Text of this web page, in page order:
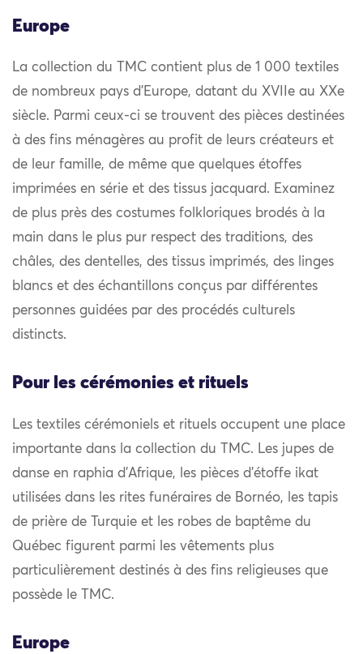
Europe
La collection du TMC contient plus de 1 000 textiles
de nombreux pays d’Europe, datant du XVIIe au XXe
siècle. Parmi ceux-ci se trouvent des pièces destinées
à des fins ménagères au profit de leurs créateurs et
de leur famille, de même que quelques étoffes
imprimées en série et des tissus jacquard. Examinez
de plus près des costumes folkloriques brodés à la
main dans le plus pur respect des traditions, des
châles, des dentelles, des tissus imprimés, des linges
blancs et des échantillons conçus par différentes
personnes guidées par des procédés culturels
distincts.
Pour les cérémonies et rituels
Les textiles cérémoniels et rituels occupent une place
importante dans la collection du TMC. Les jupes de
danse en raphia d’Afrique, les pièces d’étoffe ikat
utilisées dans les rites funéraires de Bornéo, les tapis
de prière de Turquie et les robes de baptême du
Québec figurent parmi les vêtements plus
particulièrement destinés à des fins religieuses que
possède le TMC.
Europe